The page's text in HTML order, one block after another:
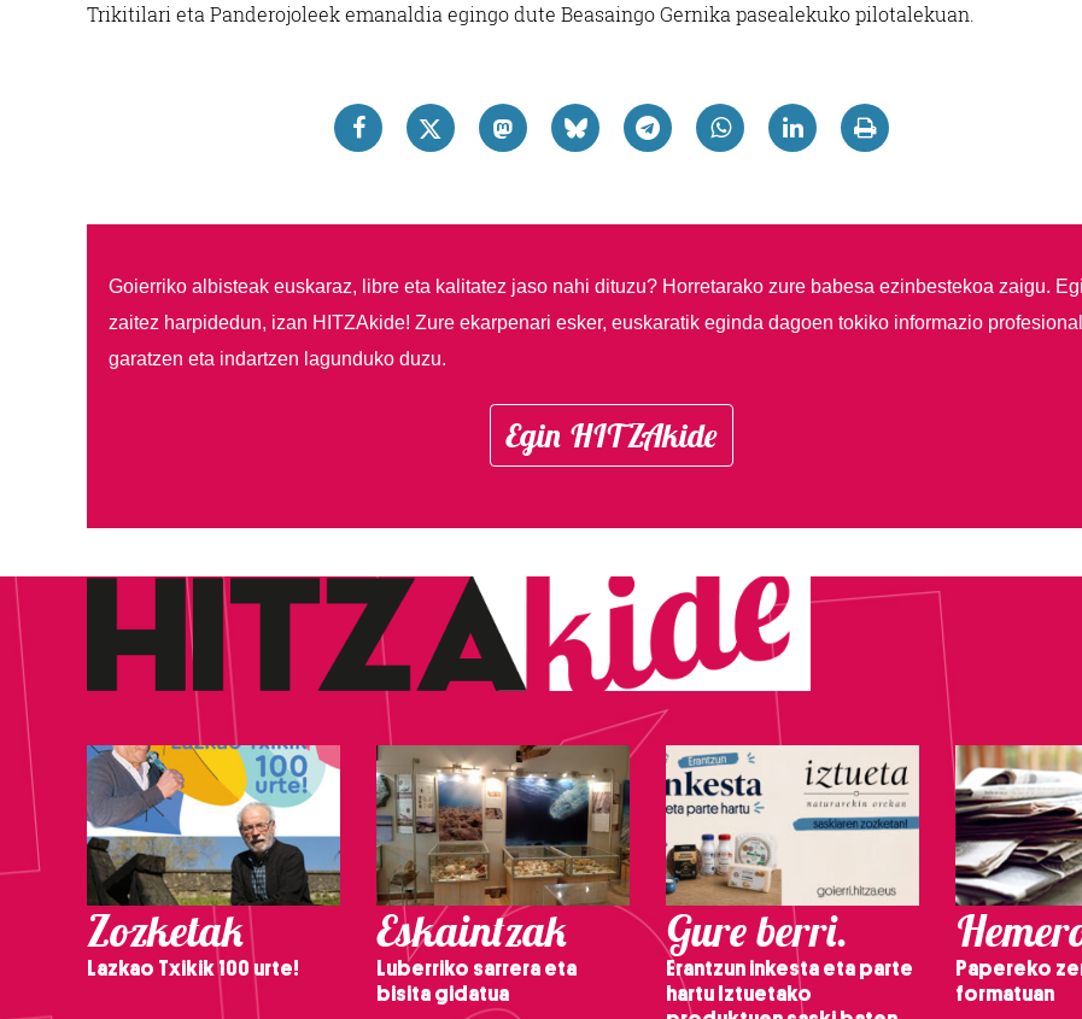
Trikitilari eta Panderojoleek emanaldia egingo dute Beasaingo Gernika pasealekuko pilotalekuan.
Goierriko albisteak euskaraz, libre eta kalitatez jaso nahi dituzu? Horretarako zure babesa ezinbestekoa zaigu.
zaitez harpidedun, izan HITZAkide! Zure ekarpenari esker, euskaratik eginda dagoen tokiko informazio
garatzen eta indartzen lagunduko duzu.
Egin HITZAkide
Zozketak
Lazkao Txikik 100 urte!
Eskaintzak
Luberriko sarrera eta
bisita gidatua
Gure berri.
Erantzun inkesta eta parte
hartu Iztuetako
Papereko
formatuan